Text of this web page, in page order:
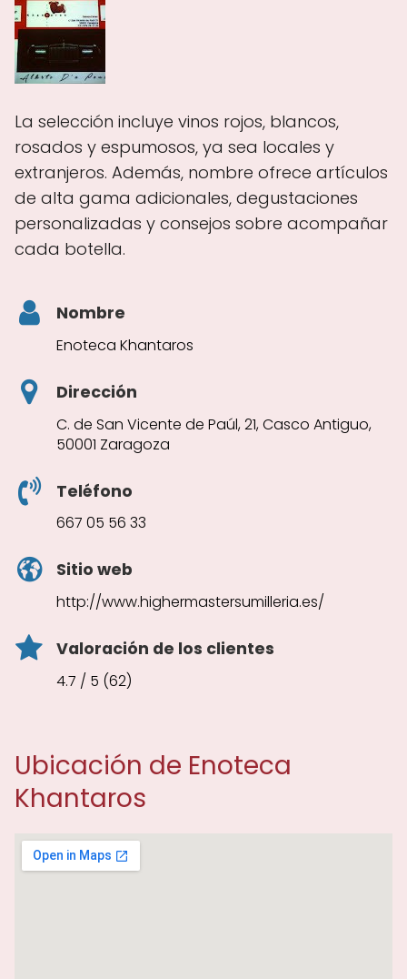
La selección incluye vinos rojos, blancos,
rosados y espumosos, ya sea locales y
extranjeros. Además, nombre ofrece artículos
de alta gama adicionales, degustaciones
personalizadas y consejos sobre acompañar
cada botella.
Nombre
Enoteca Khantaros
Dirección
C. de San Vicente de Paúl, 21, Casco Antiguo,
50001 Zaragoza
Teléfono
667 05 56 33
Sitio web
http://www.highermastersumilleria.es/
Valoración de los clientes
4.7 / 5 (62)
Ubicación de Enoteca
Khantaros